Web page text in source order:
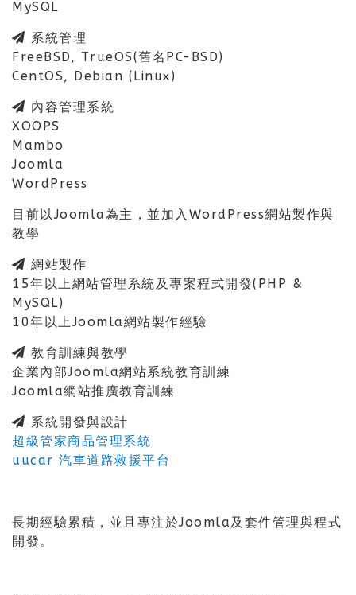
MySQL
系統管理
FreeBSD, TrueOS(舊名PC-BSD)
CentOS, Debian (Linux)
內容管理系統
XOOPS
Mambo
Joomla
WordPress
目前以Joomla為主，並加入WordPress網站製作與
教學
網站製作
15年以上網站管理系統及專案程式開發(PHP &
MySQL)
10年以上Joomla網站製作經驗
教育訓練與教學
企業內部Joomla網站系統教育訓練
Joomla網站推廣教育訓練
系統開發與設計
超級管家商品管理系統
uucar 汽車道路救援平台
長期經驗累積，並且專注於Joomla及套件管理與程式
開發。